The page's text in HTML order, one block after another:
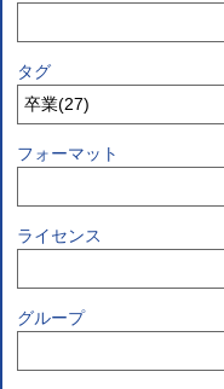
タグ
フォーマット
ライセンス
グループ